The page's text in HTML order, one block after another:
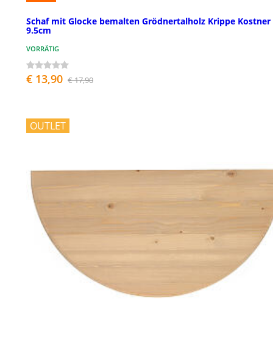
Schaf mit Glocke bemalten Grödnertalholz Krippe Kostner
9.5cm
VORRÄTIG
€ 13,90 € 17,90
OUTLET